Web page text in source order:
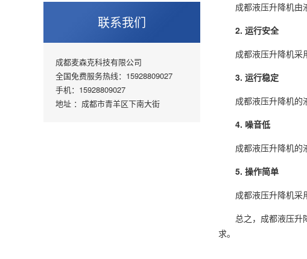
联系我们
成都麦森克科技有限公司
全国免费服务热线：15928809027
手机：15928809027
地址 ：成都市青羊区下南大街
成都液压升降机由液
2. 运行安全
成都液压升降机采用
3. 运行稳定
成都液压升降机的液
4. 噪音低
成都液压升降机的液
5. 操作简单
成都液压升降机采用
总之，成都液压升降
求。